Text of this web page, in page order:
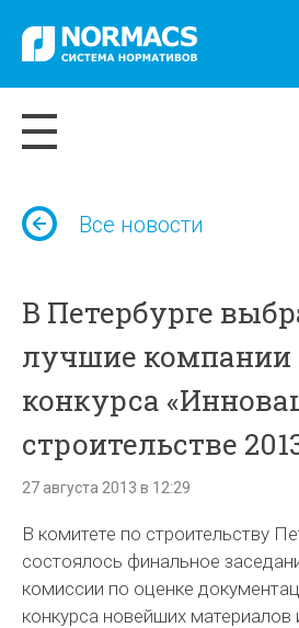
Все новости
В Петербурге
лучшие компании
конкурса
строительстве
27 августа 2013 в 12:29
В комитете по строительству
состоялось финальное
комиссии по оценке
конкурса новейших материалов